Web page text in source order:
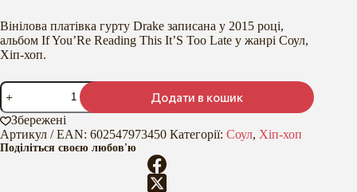
Вінілова платівка гурту Drake записана у 2015 році,
альбом If You’Re Reading This It’S Too Late у жанрі Соул,
Хіп-хоп.
If
You'Re
Reading
This
It'S
Too
Додати в кошик
Збережені
Артикул / EAN: 602547973450 Категорії: Соул, Хіп-хоп
Поділіться своєю любов'ю